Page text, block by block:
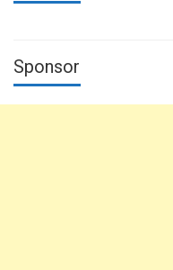
Sponsor